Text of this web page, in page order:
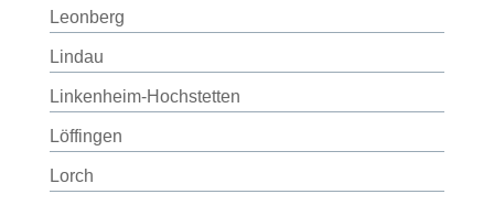
Leonberg
Lindau
Linkenheim-Hochstetten
Löffingen
Lorch